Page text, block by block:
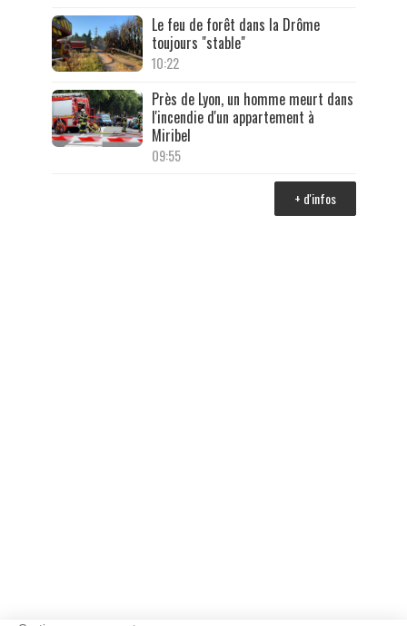
Le feu de forêt dans la Drôme
toujours "stable"
10:22
Près de Lyon, un homme meurt dans
l'incendie d'un appartement à
Miribel
09:55
+ d'infos